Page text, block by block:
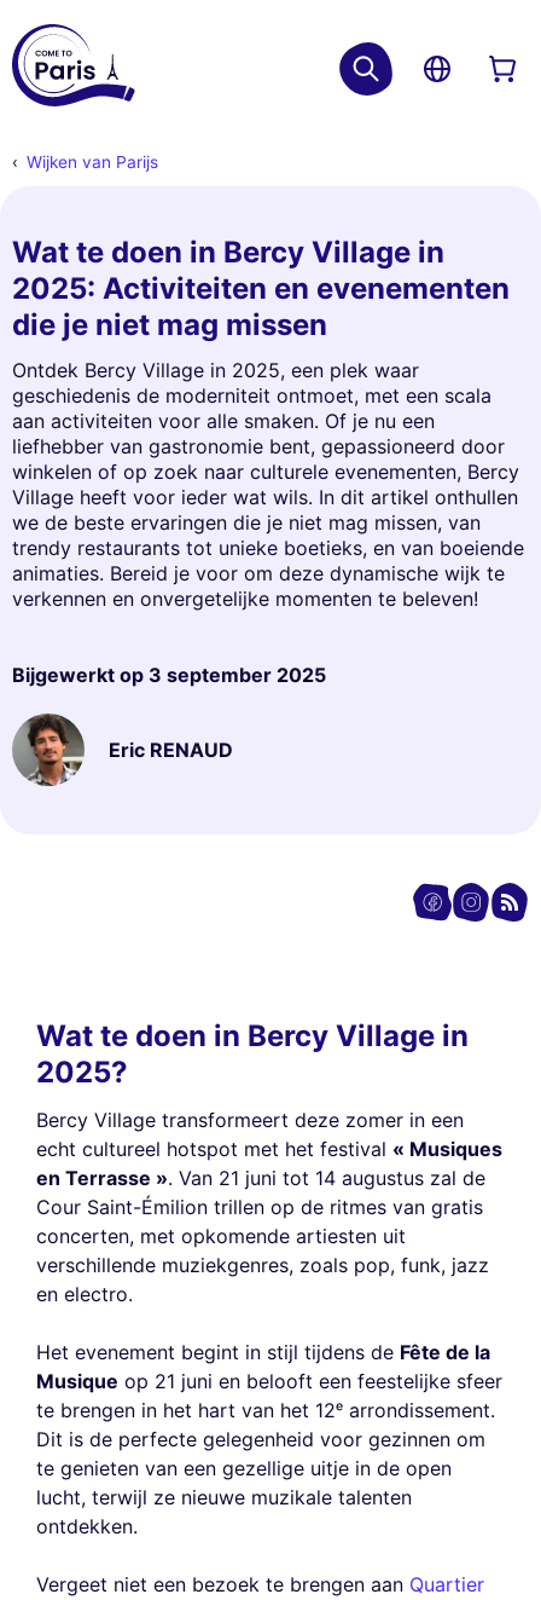
Wijken van Parijs
Wat te doen in Bercy Village in
2025: Activiteiten en evenementen
die je niet mag missen
Ontdek Bercy Village in 2025, een plek waar
geschiedenis de moderniteit ontmoet, met een scala
aan activiteiten voor alle smaken. Of je nu een
liefhebber van gastronomie bent, gepassioneerd door
winkelen of op zoek naar culturele evenementen, Bercy
Village heeft voor ieder wat wils. In dit artikel onthullen
we de beste ervaringen die je niet mag missen, van
trendy restaurants tot unieke boetieks, en van boeiende
animaties. Bereid je voor om deze dynamische wijk te
verkennen en onvergetelijke momenten te beleven!
Bijgewerkt op 3 september 2025
Eric RENAUD
Wat te doen in Bercy Village in
2025?
Bercy Village transformeert deze zomer in een
echt cultureel hotspot met het festival « Musiques
en Terrasse ». Van 21 juni tot 14 augustus zal de
Cour Saint-Émilion trillen op de ritmes van gratis
concerten, met opkomende artiesten uit
verschillende muziekgenres, zoals pop, funk, jazz
en electro.
Het evenement begint in stijl tijdens de Fête de la
Musique op 21 juni en belooft een feestelijke sfeer
te brengen in het hart van het 12ᵉ arrondissement.
Dit is de perfecte gelegenheid voor gezinnen om
te genieten van een gezellige uitje in de open
lucht, terwijl ze nieuwe muzikale talenten
ontdekken.
Vergeet niet een bezoek te brengen aan Quartier